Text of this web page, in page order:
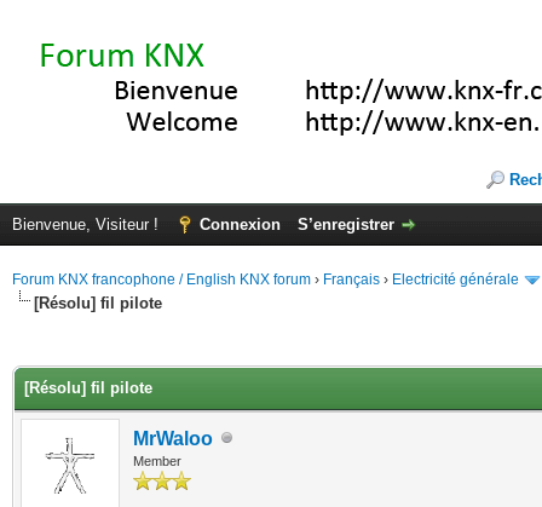
Bienvenue, Visiteur ! Connexion S’enregistrer
Forum KNX francophone / English KNX forum › Français › Electricité générale
[Résolu] fil pilote
[Résolu] fil pilote
MrWaloo
Member